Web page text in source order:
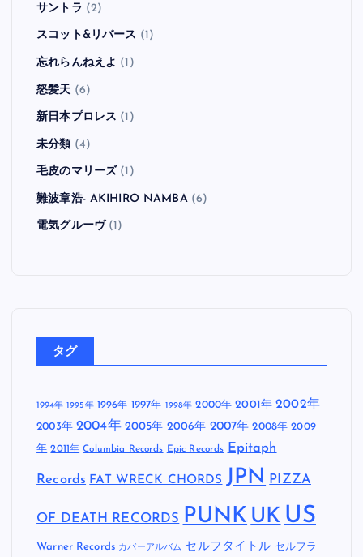
サントラ (2)
スコット&リバース (1)
忘れらんねえよ (1)
怒髪天 (6)
新日本プロレス (1)
未分類 (4)
毛皮のマリーズ (1)
難波章浩- AKIHIRO NAMBA(6)
電気グルーヴ(1)
タグ
1994年 1995年 1996年 1997年 1998年 2000年 2001年 2002年
2003年 2004年 2005年 2006年 2007年 2008年 2009
年 2011年 Columbia Records Epic Records Epitaph
Records FAT WRECK CHORDS JPN PIZZA
OF DEATH RECORDS PUNK UK US
Warner Records カバーアルバム セルフタイトル セルフラ